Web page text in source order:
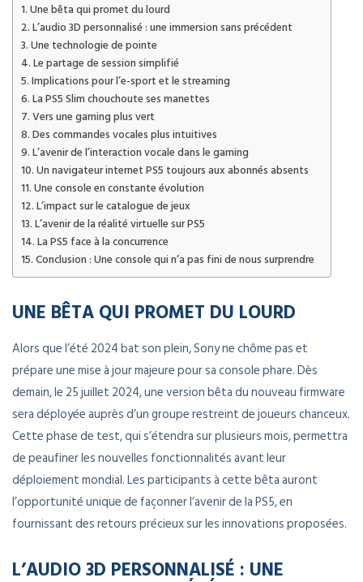
Une bêta qui promet du lourd
L’audio 3D personnalisé : une immersion sans précédent
Une technologie de pointe
Le partage de session simplifié
Implications pour l’e-sport et le streaming
La PS5 Slim chouchoute ses manettes
Vers une gaming plus vert
Des commandes vocales plus intuitives
L’avenir de l’interaction vocale dans le gaming
Un navigateur internet PS5 toujours aux abonnés absents
Une console en constante évolution
L’impact sur le catalogue de jeux
L’avenir de la réalité virtuelle sur PS5
La PS5 face à la concurrence
Conclusion : Une console qui n’a pas fini de nous surprendre
UNE BÊTA QUI PROMET DU LOURD
Alors que l’été 2024 bat son plein, Sony ne chôme pas et
prépare une mise à jour majeure pour sa console phare. Dès
demain, le 25 juillet 2024, une version bêta du nouveau firmware
sera déployée auprès d’un groupe restreint de joueurs chanceux.
Cette phase de test, qui s’étendra sur plusieurs mois, permettra
de peaufiner les nouvelles fonctionnalités avant leur
déploiement mondial. Les participants à cette bêta auront
l’opportunité unique de façonner l’avenir de la PS5, en
fournissant des retours précieux sur les innovations proposées.
L’AUDIO 3D PERSONNALISÉ : UNE